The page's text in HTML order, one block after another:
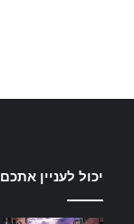
יכול לעניין אתכם